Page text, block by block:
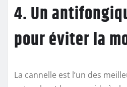
4. Un
pour éviter la
La cannelle est l’un des